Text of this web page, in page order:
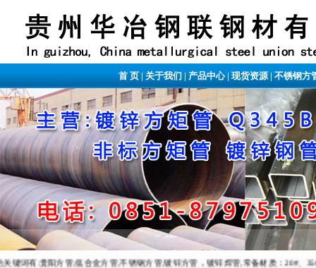
首 页|关于我们|产品中心|现货资源|不锈钢方
词有:贵阳方管,低合金方管,不锈钢方管,镀锌方管，镀锌焊管,常备材质：20#、